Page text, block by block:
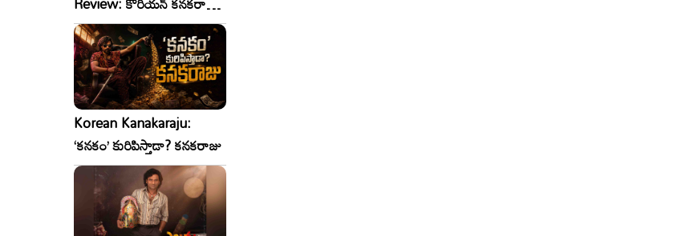
రివ్యూ & రేటింగ్!
Korean Kanakaraju:
‘కనకం’ కురిపిస్తాడా? కనకరాజు